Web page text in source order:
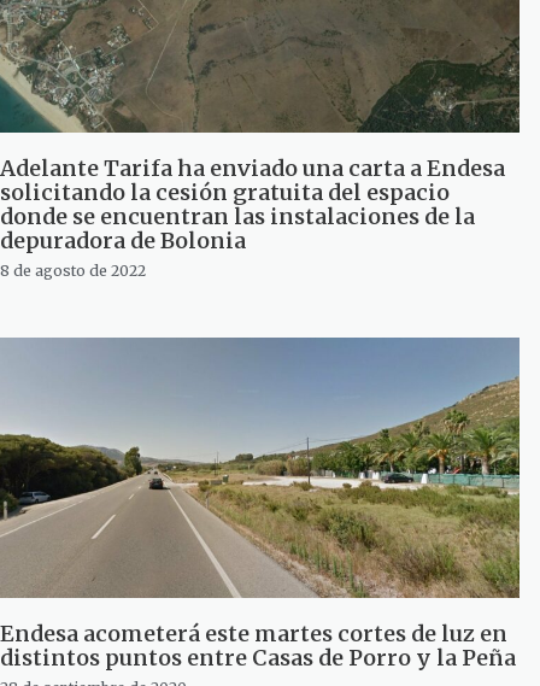
Adelante Tarifa ha enviado una carta a Endesa
solicitando la cesión gratuita del espacio
donde se encuentran las instalaciones de la
depuradora de Bolonia
8 de agosto de 2022
Endesa acometerá este martes cortes de luz en
distintos puntos entre Casas de Porro y la Peña